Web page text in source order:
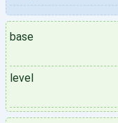
base
level